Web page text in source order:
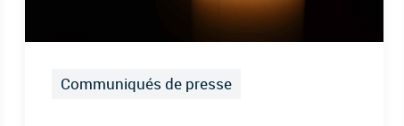
Communiqués de presse